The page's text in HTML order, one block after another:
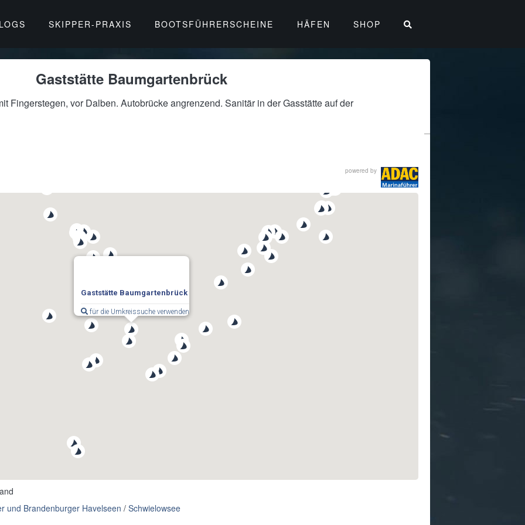
SKIPPER-PRAXIS BOOTSFÜHRERSCHEINE HÄFEN SHOP
Gaststätte Baumgartenbrück
Fingerstegen, vor Dalben. Autobrücke angrenzend. Sanitär in der Gasstätte auf der
powered by
Gaststätte Baumgartenbrück
für die Umkreissuche verwenden
und Brandenburger Havelseen /Schwielowsee